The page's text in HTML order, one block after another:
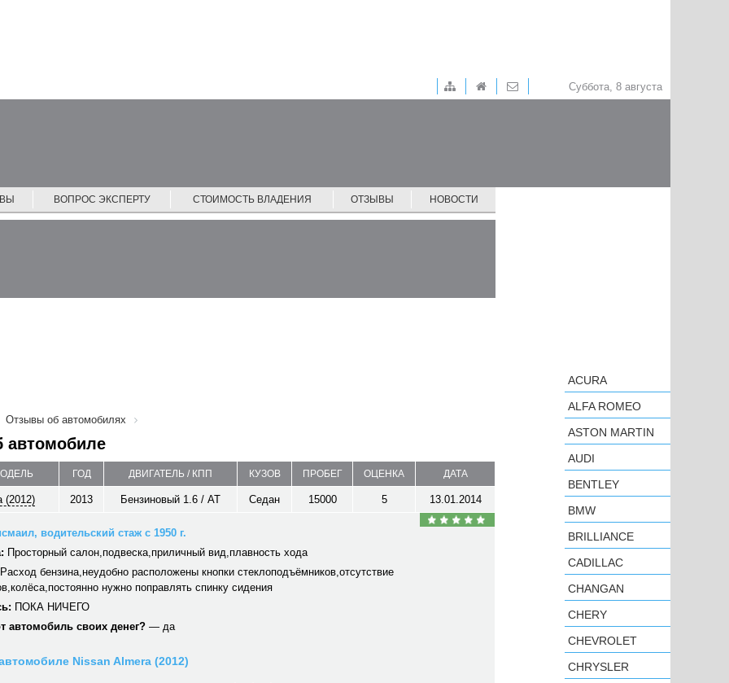
Суббота, 8 августа
ВОПРОС ЭКСПЕРТУ СТОИМОСТЬ ВЛАДЕНИЯ ОТЗЫВЫ НОВОСТИ
Отзывы об автомобилях
автомобиле
ГОД ДВИГАТЕЛЬ / КПП КУЗОВ ПРОБЕГ ОЦЕНКА ДАТА
(2012) 2013 Бензиновый 1.6 / AT Седан 15000 5 13.01.2014
водительский стаж с 1950 г.
Просторный салон,подвеска,приличный вид,плавность хода
бензина,неудобно расположены кнопки стеклоподъёмников,отсутствие
нужно поправлять спинку сидения
ПОКА НИЧЕГО
автомобиль своих денег? — да
Nissan Almera (2012)
ACURA
ALFA ROMEO
ASTON MARTIN
AUDI
BENTLEY
BMW
BRILLIANCE
CADILLAC
CHANGAN
CHERY
CHEVROLET
CHRYSLER